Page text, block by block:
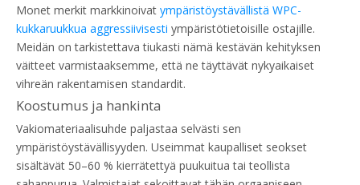
Monet merkit markkinoivat ympäristöystävällistä WPC-
kukkaruukkua aggressiivisesti ympäristötietoisille ostajille.
Meidän on tarkistettava tiukasti nämä kestävän kehityksen
väitteet varmistaaksemme, että ne täyttävät nykyaikaiset
vihreän rakentamisen standardit.
Koostumus ja hankinta
Vakiomateriaalisuhde paljastaa selvästi sen
ympäristöystävällisyyden. Useimmat kaupalliset seokset
sisältävät 50–60 % kierrätettyä puukuitua tai teollista